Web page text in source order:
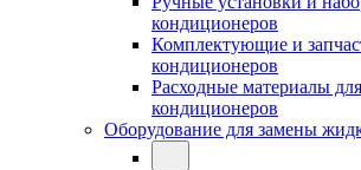
кондиционеров
Комплектующие и
кондиционеров
Расходные материалы
кондиционеров
Оборудование для замены